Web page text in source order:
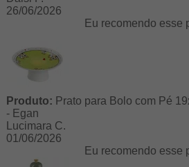
26/06/2026
Eu recomendo esse
Produto: Prato para Bolo com Pé
- Egan
Lucimara C.
01/06/2026
Eu recomendo esse